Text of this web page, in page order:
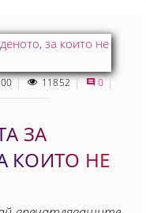
11852 0
ЗА
КОИТО НЕ